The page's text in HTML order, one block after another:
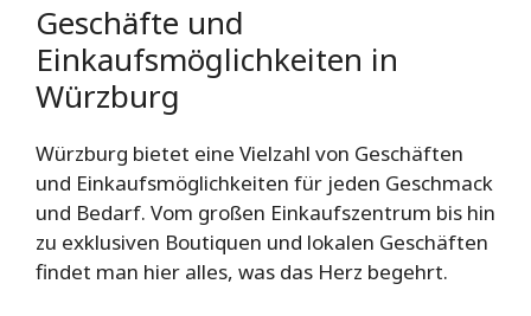
Geschäfte und
Einkaufsmöglichkeiten in
Würzburg
Würzburg bietet eine Vielzahl von Geschäften
und Einkaufsmöglichkeiten für jeden Geschmack
und Bedarf. Vom großen Einkaufszentrum bis hin
zu exklusiven Boutiquen und lokalen Geschäften
findet man hier alles, was das Herz begehrt.